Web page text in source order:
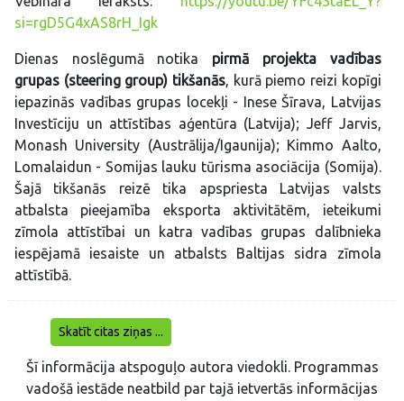
si=rgD5G4xAS8rH_Igk
Dienas noslēgumā notika pirmā projekta vadības
grupas (steering group) tikšanās, kurā piemo reizi kopīgi
iepazinās vadības grupas locekļi - Inese Šīrava, Latvijas
Investīciju un attīstības aģentūra (Latvija); Jeff Jarvis,
Monash University (Austrālija/Igaunija); Kimmo Aalto,
Lomalaidun - Somijas lauku tūrisma asociācija (Somija).
Šajā tikšanās reizē tika apspriesta Latvijas valsts
atbalsta pieejamība eksporta aktivitātēm, ieteikumi
zīmola attīstībai un katra vadības grupas dalībnieka
iespējamā iesaiste un atbalsts Baltijas sidra zīmola
attīstībā.
Skatīt citas ziņas ...
Šī informācija atspoguļo autora viedokli. Programmas
vadošā iestāde neatbild par tajā ietvertās informācijas